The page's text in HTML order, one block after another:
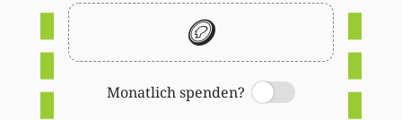
🪙
Monatlich spenden?
Switch